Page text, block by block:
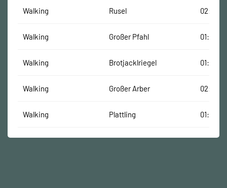
Walking Rusel
Walking Großer Pfahl
Walking Brotjacklriegel
Walking Großer Arber
Walking Plattling